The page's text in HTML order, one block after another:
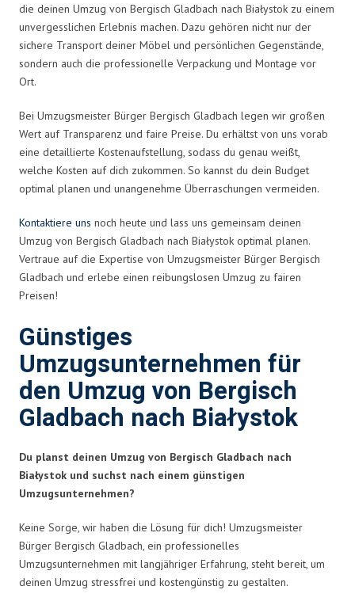
die deinen Umzug von Bergisch Gladbach nach Białystok zu einem
unvergesslichen Erlebnis machen. Dazu gehören nicht nur der
sichere Transport deiner Möbel und persönlichen Gegenstände,
sondern auch die professionelle Verpackung und Montage vor
Ort.
Bei Umzugsmeister Bürger Bergisch Gladbach legen wir großen
Wert auf Transparenz und faire Preise. Du erhältst von uns vorab
eine detaillierte Kostenaufstellung, sodass du genau weißt,
welche Kosten auf dich zukommen. So kannst du dein Budget
optimal planen und unangenehme Überraschungen vermeiden.
Kontaktiere uns noch heute und lass uns gemeinsam deinen
Umzug von Bergisch Gladbach nach Białystok optimal planen.
Vertraue auf die Expertise von Umzugsmeister Bürger Bergisch
Gladbach und erlebe einen reibungslosen Umzug zu fairen
Preisen!
Günstiges
Umzugsunternehmen für
den Umzug von Bergisch
Gladbach nach Białystok
Du planst deinen Umzug von Bergisch Gladbach nach
Białystok und suchst nach einem günstigen
Umzugsunternehmen?
Keine Sorge, wir haben die Lösung für dich! Umzugsmeister
Bürger Bergisch Gladbach, ein professionelles
Umzugsunternehmen mit langjähriger Erfahrung, steht bereit, um
deinen Umzug stressfrei und kostengünstig zu gestalten.